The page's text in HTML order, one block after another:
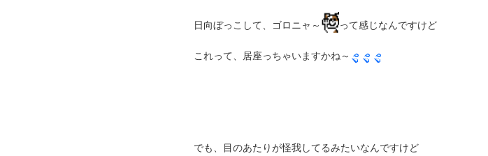
日向ぼっこして、ゴロニャ～ って感じなんですけど
これって、居座っちゃいますかね～
でも、目のあたりが怪我してるみたいなんですけど